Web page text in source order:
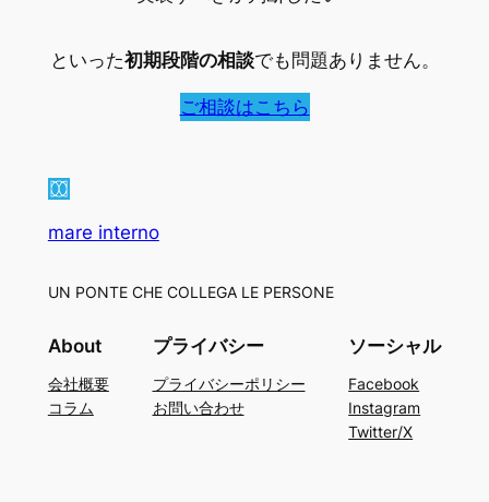
といった初期段階の相談でも問題ありません。
ご相談はこちら
mare interno
UN PONTE CHE COLLEGA LE PERSONE
About
会社概要
コラム
プライバシー
プライバシーポリシー
お問い合わせ
ソーシャル
Facebook
Instagram
Twitter/X